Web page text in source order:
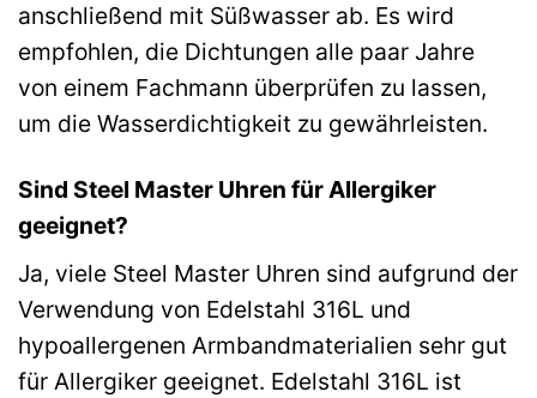
anschließend mit Süßwasser ab. Es wird
empfohlen, die Dichtungen alle paar Jahre
von einem Fachmann überprüfen zu lassen,
um die Wasserdichtigkeit zu gewährleisten.
Sind Steel Master Uhren für Allergiker
geeignet?
Ja, viele Steel Master Uhren sind aufgrund der
Verwendung von Edelstahl 316L und
hypoallergenen Armbandmaterialien sehr gut
für Allergiker geeignet. Edelstahl 316L ist